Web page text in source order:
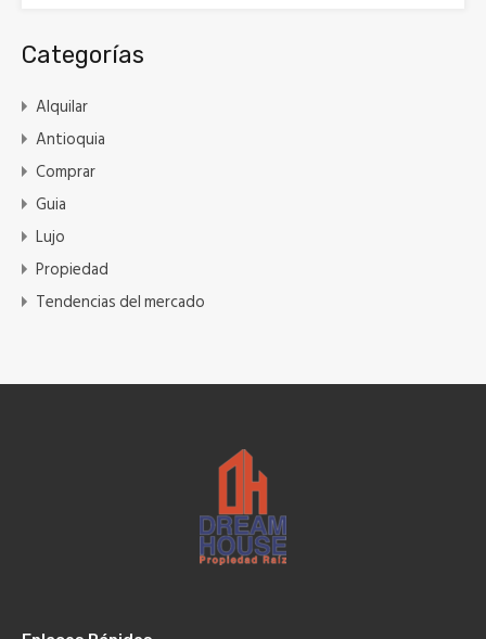
Categorías
Alquilar
Antioquia
Comprar
Guia
Lujo
Propiedad
Tendencias del mercado